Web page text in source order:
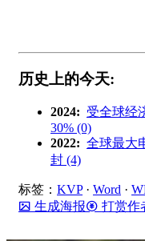
历史上的今天:
2024: 受全球经
30% (0)
2022: 全球最大
封 (4)
标签： KVP· Word ·
生成海报
打赏作